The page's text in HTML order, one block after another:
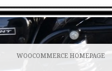
WOOCOMMERCE HOMEPAGE